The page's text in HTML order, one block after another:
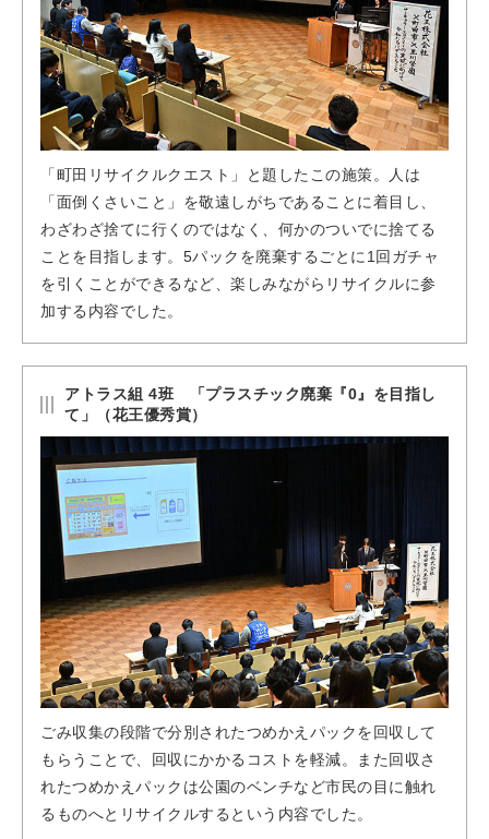
「町田リサイクルクエスト」と題したこの施策。人は
「面倒くさいこと」を敬遠しがちであることに着目し、
わざわざ捨てに行くのではなく、何かのついでに捨てる
ことを目指します。5パックを廃棄するごとに1回ガチャ
を引くことができるなど、楽しみながらリサイクルに参
加する内容でした。
アトラス組 4班 「プラスチック廃棄『0』を目指し
て」（花王優秀賞）
ごみ収集の段階で分別されたつめかえパックを回収して
もらうことで、回収にかかるコストを軽減。また回収さ
れたつめかえパックは公園のベンチなど市民の目に触れ
るものへとリサイクルするという内容でした。